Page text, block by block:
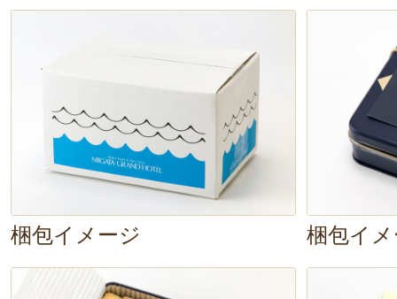
他にも一口サイズのものが多く、
楽しめるのも魅力です。
大切な人
産、自分へのご褒美におすすめで
梱包イメージ 梱包イ